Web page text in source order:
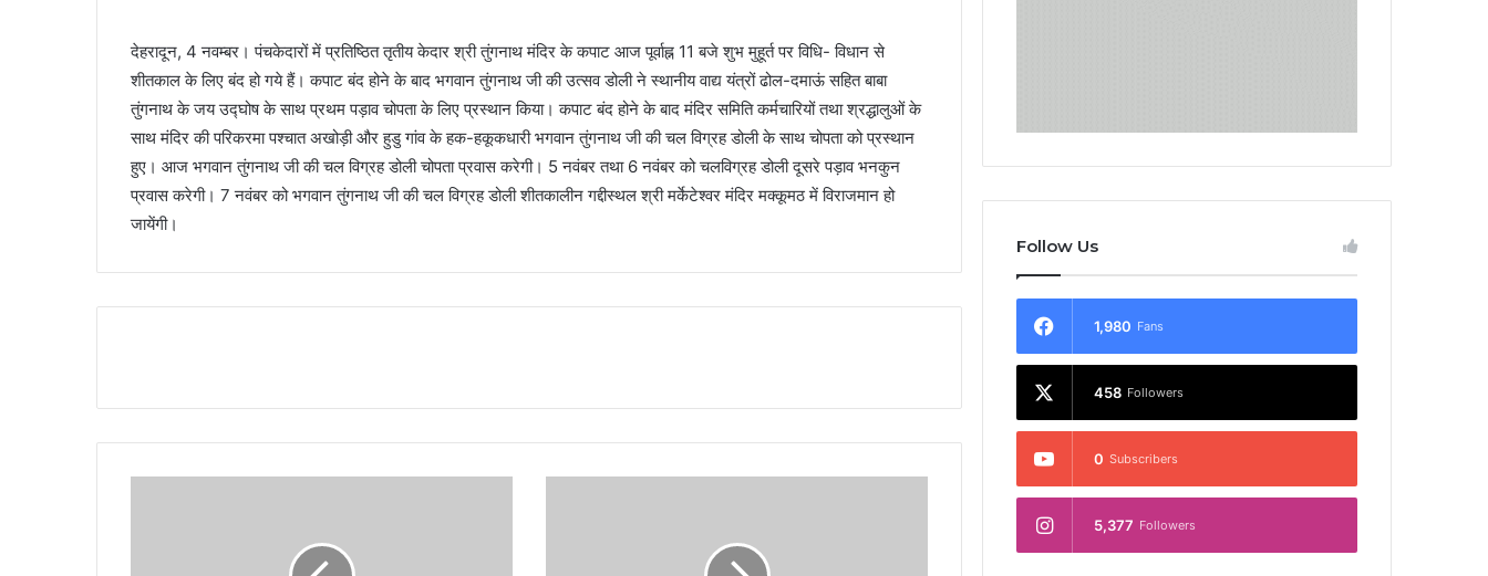
देहरादून, 4 नवम्बर। पंचकेदारों में प्रतिष्ठित तृतीय केदार श्री तुंगनाथ मंदिर के कपाट आज पूर्वाह्न 11 बजे शुभ मुहूर्त पर विधि- विधान से
शीतकाल के लिए बंद हो गये हैं। कपाट बंद होने के बाद भगवान तुंगनाथ जी की उत्सव डोली ने स्थानीय वाद्य यंत्रों ढोल-दमाऊं सहित बाबा
तुंगनाथ के जय उद्घोष के साथ प्रथम पड़ाव चोपता के लिए प्रस्थान किया। कपाट बंद होने के बाद मंदिर समिति कर्मचारियों तथा श्रद्धालुओं के
साथ मंदिर की परिकरमा पश्चात अखोड़ी और हुडु गांव के हक-हकूकधारी भगवान तुंगनाथ जी की चल विग्रह डोली के साथ चोपता को प्रस्थान
हुए। आज भगवान तुंगनाथ जी की चल विग्रह डोली चोपता प्रवास करेगी। 5 नवंबर तथा 6 नवंबर को चलविग्रह डोली दूसरे पड़ाव भनकुन
प्रवास करेगी। 7 नवंबर को भगवान तुंगनाथ जी की चल विग्रह डोली शीतकालीन गद्दीस्थल श्री मर्केटेश्वर मंदिर मक्कूमठ में विराजमान हो
जायेंगी।
Follow Us
1,980 Fans
458 Followers
0 Subscribers
5,377 Followers